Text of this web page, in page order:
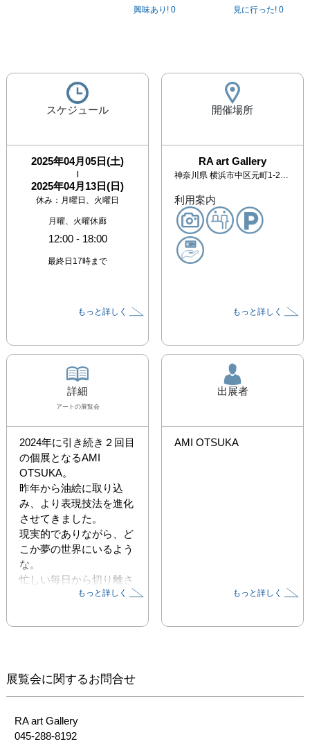
興味あり! 0 見に行った! 0
スケジュール
2025年04月05日(土)
|
2025年04月13日(日)
休み： 月曜日、火曜日
月曜、火曜休廊
12:00- 18:00
最終日17時まで
もっと詳しく
開催場所
RA art Gallery
神奈川県 横浜市中区元町1-24-16 KKR101
利用案内
もっと詳しく
詳細
アート の展覧会
2024年に引き続き２回目
の個展となるAMI
OTSUKA。
昨年から油絵に取り込
み、​より表現技法を進化
させてきました。
現実的でありながら、ど
こか夢の世界にいるよう
な。
忙しい毎日から切り離さ
れた彼女の世界は、疲れ
スに行ったような解放感
を同時に感じさせてくれ
ます。​​
【Artist Message】
もっと詳しく
出展者
AMI OTSUKA
もっと詳しく
展覧会に関するお問合せ
RA art Gallery
045-288-8192